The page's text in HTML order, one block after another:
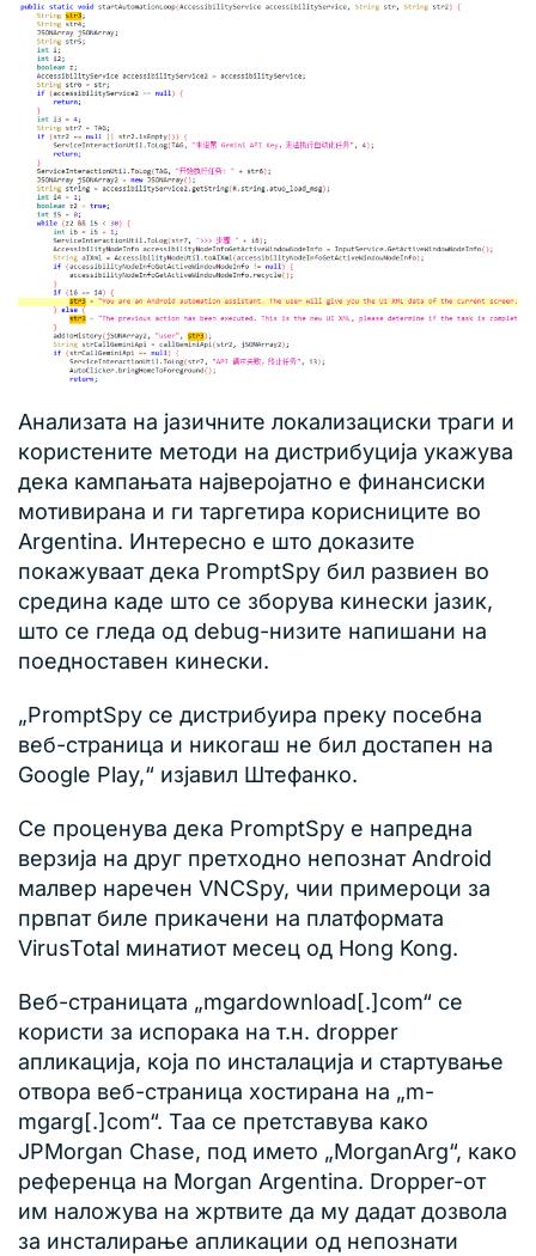
Анализата на јазичните локализациски траги и
користените методи на дистрибуција укажува
дека кампањата најверојатно е финансиски
мотивирана и ги таргетира корисниците во
Argentina. Интересно е што доказите
покажуваат дека PromptSpy бил развиен во
средина каде што се зборува кинески јазик,
што се гледа од debug-низите напишани на
поедноставен кинески.
„PromptSpy се дистрибуира преку посебна
веб-страница и никогаш не бил достапен на
Google Play,“ изјавил Штефанко.
Се проценува дека PromptSpy е напредна
верзија на друг претходно непознат Android
малвер наречен VNCSpy, чии примероци за
првпат биле прикачени на платформата
VirusTotal минатиот месец од Hong Kong.
Веб-страницата „mgardownload[.]com“ се
користи за испорака на т.н. dropper
апликација, која по инсталација и стартување
отвора веб-страница хостирана на „m-
mgarg[.]com“. Таа се претставува како
JPMorgan Chase, под името „MorganArg“, како
референца на Morgan Argentina. Dropper-от
им наложува на жртвите да му дадат дозвола
за инсталирање апликации од непознати